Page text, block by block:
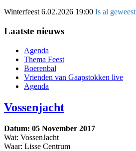
Winterfeest 6.02.2026 19:00 Is al geweest
Laatste nieuws
Agenda
Thema Feest
Boerenbal
Vrienden van Gaapstokken live
Agenda
Vossenjacht
Datum: 05 November 2017
Wat: VossenJacht
Waar: Lisse Centrum